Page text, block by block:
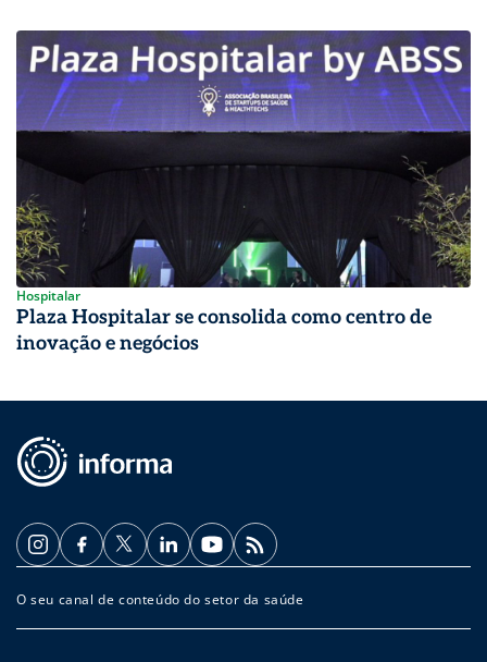
Hospitalar
Plaza Hospitalar se consolida como centro de
inovação e negócios
O seu canal de conteúdo do setor da saúde